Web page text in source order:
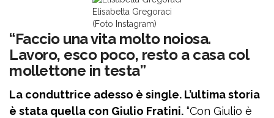
Elisabetta Gregoraci
(Foto Instagram)
“Faccio una vita molto noiosa.
Lavoro, esco poco, resto a casa col
mollettone in testa”
La conduttrice adesso è single. L’ultima storia
è stata quella con Giulio Fratini. “Con Giulio è